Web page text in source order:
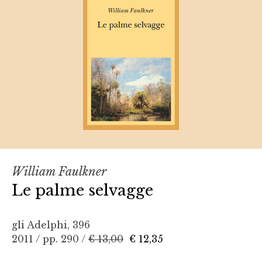
William Faulkner
Le palme selvagge
gli Adelphi, 396
2011 / pp. 290 / € 13,00 € 12,35